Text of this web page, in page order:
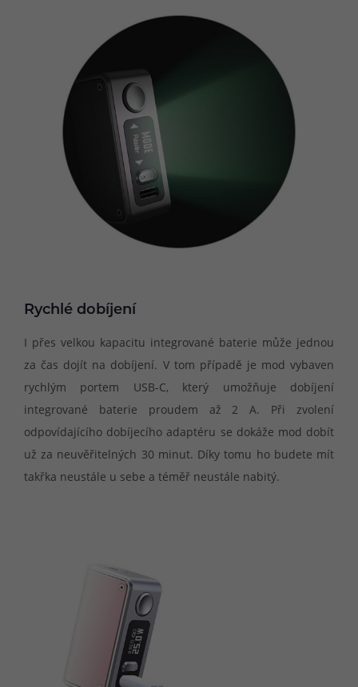
Rychlé dobíjení
I přes velkou kapacitu integrované baterie může jednou
za čas dojít na dobíjení. V tom případě je mod vybaven
rychlým portem USB-C, který umožňuje dobíjení
integrované baterie proudem až 2 A. Při zvolení
odpovídajícího dobíjecího adaptéru se dokáže mod dobít
už za neuvěřitelných 30 minut. Díky tomu ho budete mít
takřka neustále u sebe a téměř neustále nabitý.